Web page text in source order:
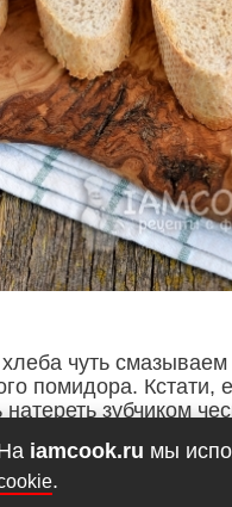
iamcook.ru мы
.
чуть
помидора.
зубчиком